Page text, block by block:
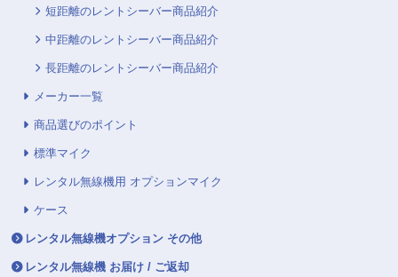
短距離のレントシーバー商品紹介
中距離のレントシーバー商品紹介
長距離のレントシーバー商品紹介
メーカー一覧
商品選びのポイント
標準マイク
レンタル無線機用 オプションマイク
ケース
レンタル無線機オプション その他
レンタル無線機 お届け / ご返却